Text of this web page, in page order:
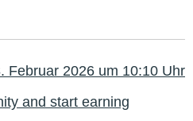
Februar 2026 um 10:10 Uhr
and start earning